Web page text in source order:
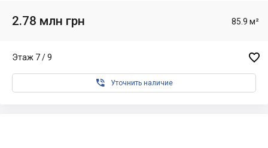
2.78 млн грн 85.9 м²
Этаж 7 / 9 
 Уточнить наличие